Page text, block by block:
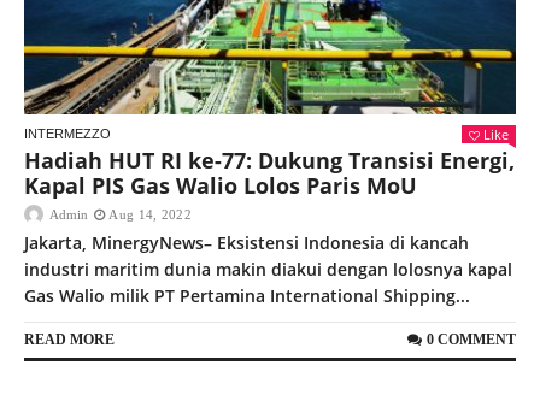
INTERMEZZO Like
Hadiah HUT RI ke-77: Dukung Transisi Energi,
Kapal PIS Gas Walio Lolos Paris MoU
Admin Aug 14, 2022
Jakarta, MinergyNews– Eksistensi Indonesia di kancah
industri maritim dunia makin diakui dengan lolosnya kapal
Gas Walio milik PT Pertamina International Shipping...
READ MORE 0 COMMENT